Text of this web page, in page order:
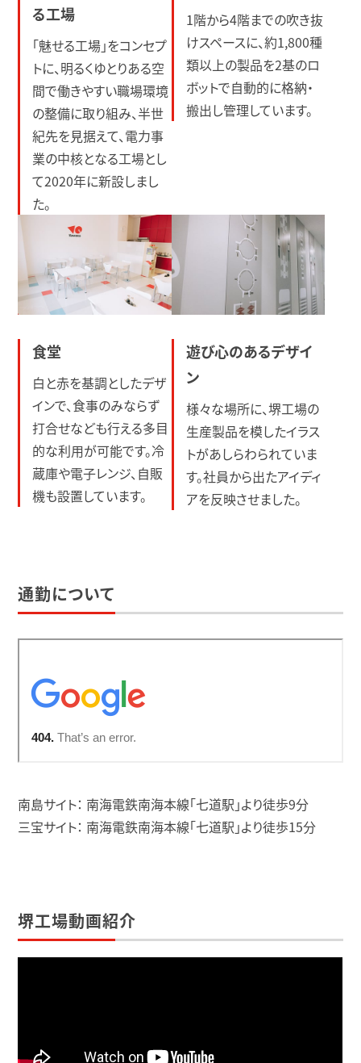
る工場
「魅せる工場」をコンセプ
トに、明るくゆとりある空
間で働きやすい職場環境
の整備に取り組み、半世
紀先を見据えて、電力事
業の中核となる工場とし
て2020年に新設しまし
た。
1階から4階までの吹き抜
けスペースに、約1,800種
類以上の製品を2基のロ
ボットで自動的に格納・
搬出し管理しています。
食堂
白と赤を基調としたデザ
インで、食事のみならず
打合せなども行える多目
的な利用が可能です。冷
蔵庫や電子レンジ、自販
機も設置しています。
遊び心のあるデザイ
ン
様々な場所に、堺工場の
生産製品を模したイラス
トがあしらわられていま
す。社員から出たアイディ
アを反映させました。
通勤について
南島サイト： 南海電鉄南海本線「七道駅」より徒歩9分
三宝サイト： 南海電鉄南海本線「七道駅」より徒歩15分
堺工場動画紹介